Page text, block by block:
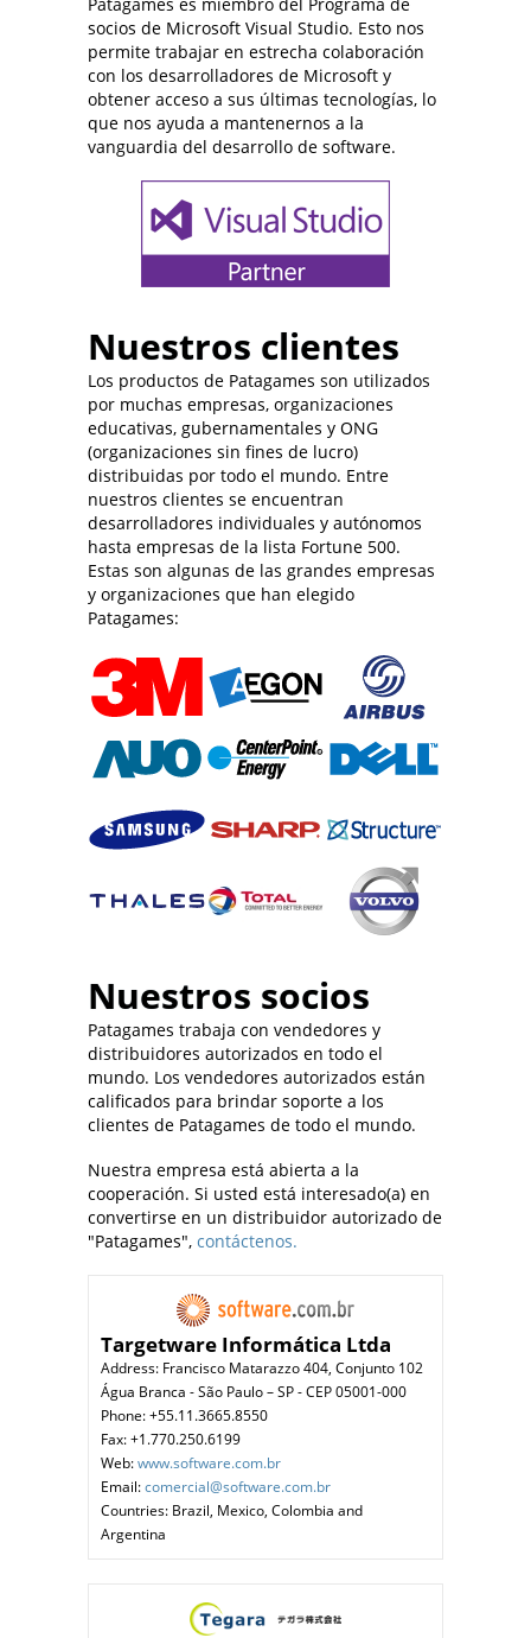
socios de Microsoft Visual Studio. Esto nos
permite trabajar en estrecha colaboración
con los desarrolladores de Microsoft y
obtener acceso a sus últimas tecnologías, lo
que nos ayuda a mantenernos a la
vanguardia del desarrollo de software.
Nuestros clientes
Los productos de Patagames son utilizados
por muchas empresas, organizaciones
educativas, gubernamentales y ONG
(organizaciones sin fines de lucro)
distribuidas por todo el mundo. Entre
nuestros clientes se encuentran
desarrolladores individuales y autónomos
hasta empresas de la lista Fortune 500.
Estas son algunas de las grandes empresas
y organizaciones que han elegido
Patagames:
Nuestros socios
Patagames trabaja con vendedores y
distribuidores autorizados en todo el
mundo. Los vendedores autorizados están
calificados para brindar soporte a los
clientes de Patagames de todo el mundo.
Nuestra empresa está abierta a la
cooperación. Si usted está interesado(a) en
convertirse en un distribuidor autorizado de
"Patagames", contáctenos.
Targetware Informática Ltda
Address: Francisco Matarazzo 404, Conjunto 102
Água Branca - São Paulo – SP - CEP 05001-000
Phone: +55.11.3665.8550
Fax: +1.770.250.6199
Web:www.software.com.br
Email:comercial@software.com.br
Countries: Brazil, Mexico, Colombia and
Argentina